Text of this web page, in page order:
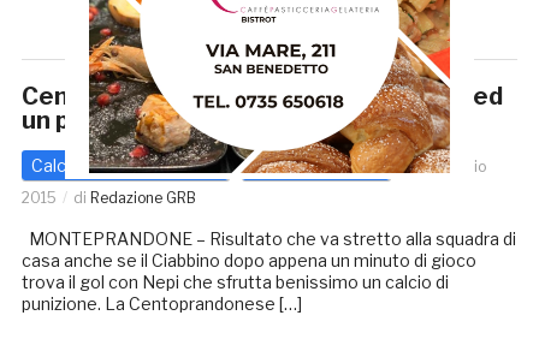
Centoprandonese, col Ciabbino un gol ed
un punto
Calcio - Altre Categorie Prima categoria
25 Febbraio
2015
di Redazione GRB
MONTEPRANDONE – Risultato che va stretto alla squadra di
casa anche se il Ciabbino dopo appena un minuto di gioco
trova il gol con Nepi che sfrutta benissimo un calcio di
punizione. La Centoprandonese […]